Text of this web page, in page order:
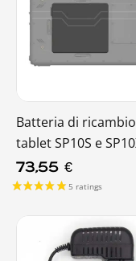
Batteria di
tablet SP10S e
73,55 €